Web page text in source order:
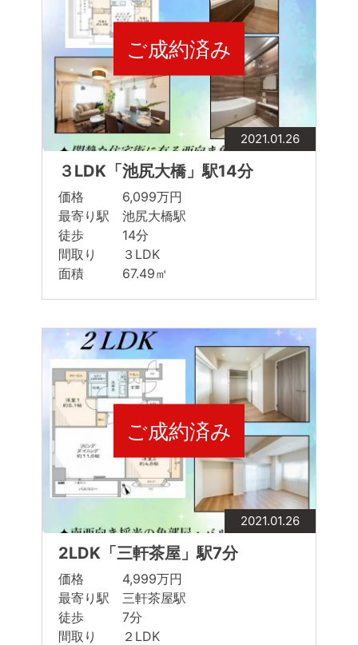
ご成約済み
2021.01.26
３LDK「池尻大橋」駅14分
価格 6,099万円
最寄り駅 池尻大橋駅
徒歩 14分
間取り ３LDK
面積 67.49㎡
ご成約済み
2021.01.26
2LDK「三軒茶屋」駅7分
価格 4,999万円
最寄り駅 三軒茶屋駅
徒歩 7分
間取り ２LDK